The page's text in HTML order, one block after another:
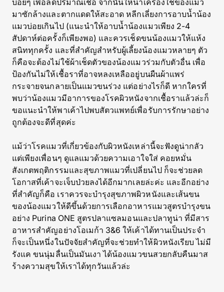
บ่อยๆ เพื่อลดปริมาณเชื้อ จากนั้นให้นำเครื่องใช้ของแมว
มาซักล้างและตากแดดให้สะอาด หลีกเลี่ยงการอาบน้ำน้อง
แมวบ่อยเกินไป (แนะนำให้อาบน้ำน้องแมวเพียง 2-4
สัปดาห์ต่อครั้งก็เพียงพอ) และควรเช็ดขนน้องแมวให้แห้ง
สนิททุกครั้ง และที่สำคัญสำหรับผู้เลี้ยงน้องแมวหลายๆ ตัว
ก็คือจะต้องไม่ใช้ผ้าเช็ดตัวของน้องแมวร่วมกับตัวอื่น เพื่อ
ป้องกันไม่ให้เชื้อราที่อาจหลงเหลืออยู่บนผืนผ้าแพร่
กระจายจนกลายเป็นแมวขนร่วง แต่อย่างไรก็ดี หากใครที่
พบว่าน้องแมวมีอาการของโรคผิวหนังจากเชื้อราแล้วล่ะก็
ขอแนะนำให้พาเค้าไปพบสัตวแพทย์เพื่อรับการรักษาอย่าง
ถูกต้องจะดีที่สุดค่ะ
แม้ว่าโรคแมวที่เกี่ยวข้องกับผิวหนังเหล่านี้จะฟังดูน่ากลัว
แต่เพียงเพื่อนๆ ดูแลแมวด้วยความเอาใจใส่ คอยหมั่น
สังเกตพฤติกรรมและสุขภาพแมวที่เปลี่ยนไป ก็จะช่วยลด
โอกาสที่เค้าจะเจ็บป่วยลงได้อีกมากเลยล่ะค่ะ และอีกอย่าง
ที่สำคัญก็คือ เราควรจะบำรุงสุขภาพผิวหนังและเส้นขน
ของน้องแมวให้ดีขึ้นด้วยการเลือกอาหารแมวสูตรบำรุงขน
อย่าง Purina ONE สูตรปลาแซลมอนและปลาทูน่า ที่มีสาร
อาหารสำคัญอย่างโอเมก้า 3&6 ให้เค้าได้ทานเป็นประจำ
ก็จะเป็นหนึ่งในปัจจัยสำคัญที่จะช่วยทำให้ผิวหนังเรียบ ไม่มี
รังแค ขนนุ่มลื่นเป็นมันเงา ได้น้องแมวขนสวยกลับคืนมาส
ร้างความสุขให้เราได้ทุกวันแล้วล่ะ